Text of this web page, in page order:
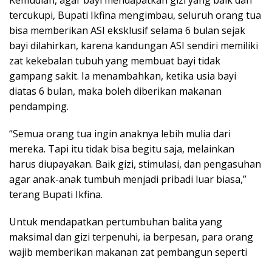
tercukupi, Bupati Ikfina mengimbau, seluruh orang tua
bisa memberikan ASI eksklusif selama 6 bulan sejak
bayi dilahirkan, karena kandungan ASI sendiri memiliki
zat kekebalan tubuh yang membuat bayi tidak
gampang sakit. Ia menambahkan, ketika usia bayi
diatas 6 bulan, maka boleh diberikan makanan
pendamping.
“Semua orang tua ingin anaknya lebih mulia dari
mereka. Tapi itu tidak bisa begitu saja, melainkan
harus diupayakan. Baik gizi, stimulasi, dan pengasuhan
agar anak-anak tumbuh menjadi pribadi luar biasa,”
terang Bupati Ikfina.
Untuk mendapatkan pertumbuhan balita yang
maksimal dan gizi terpenuhi, ia berpesan, para orang
wajib memberikan makanan zat pembangun seperti